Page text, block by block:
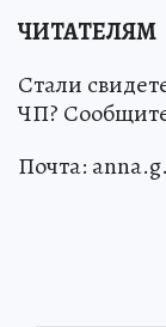
ЧИТАТЕЛЯМ
Стали
ЧП?
Почта: